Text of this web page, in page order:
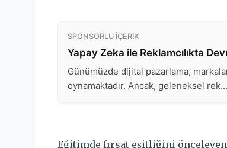
Eğitimde fırsat eşitliğini